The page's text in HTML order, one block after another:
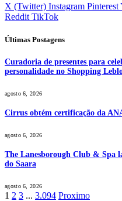
X (Twitter) Instagram Pinterest
Reddit TikTok
Últimas Postagens
Curadoria de presentes para
personalidade no Shopping
agosto 6, 2026
Cirrus obtém certificação da
agosto 6, 2026
The Lanesborough Club & Spa
do Saara
agosto 6, 2026
1 2 3 ... 3.094 Proximo